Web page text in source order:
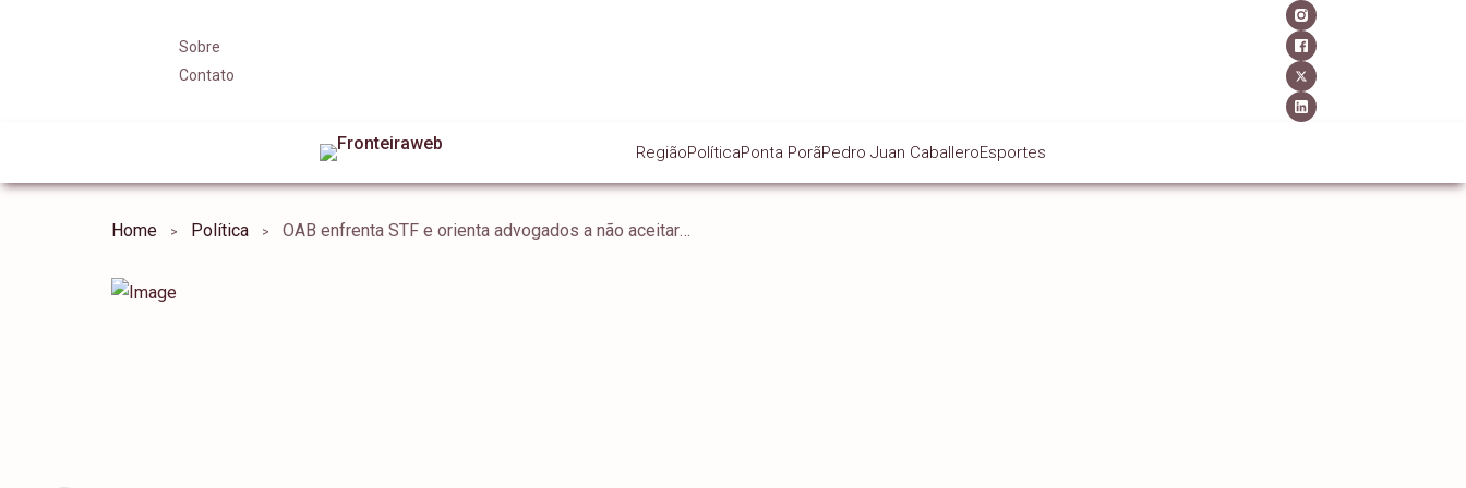
Sobre
Contato
RegiãoPolíticaPonta PorãPedro Juan CaballeroEsportes
Home Política OAB enfrenta STF e orienta advogados a não aceitarem lacração de celulares